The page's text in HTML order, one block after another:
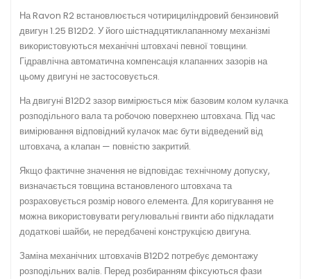
На Ravon R2 встановлюється чотирициліндровий бензиновий
двигун 1.25 B12D2. У його шістнадцятиклапанному механізмі
використовуються механічні штовхачі певної товщини.
Гідравлічна автоматична компенсація клапанних зазорів на
цьому двигуні не застосовується.
На двигуні B12D2 зазор вимірюється між базовим колом кулачка
розподільного вала та робочою поверхнею штовхача. Під час
вимірювання відповідний кулачок має бути відведений від
штовхача, а клапан — повністю закритий.
Якщо фактичне значення не відповідає технічному допуску,
визначається товщина встановленого штовхача та
розраховується розмір нового елемента. Для коригування не
можна використовувати регулювальні гвинти або підкладати
додаткові шайби, не передбачені конструкцією двигуна.
Заміна механічних штовхачів B12D2 потребує демонтажу
розподільних валів. Перед розбиранням фіксуються фази